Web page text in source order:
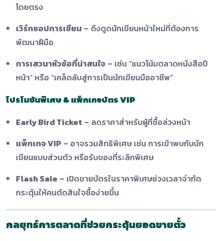
โดยตรง
เวิร์กชอปการเขียน – ดึงดูดนักเขียนหน้าใหม่ที่ต้องการ
พัฒนาฝีมือ
การเสวนาหัวข้อที่น่าสนใจ – เช่น “แนวโน้มตลาดหนังสือปี
หน้า” หรือ “เคล็ดลับสู่การเป็นนักเขียนมืออาชีพ”
โปรโมชันพิเศษ & แพ็กเกจบัตร VIP
Early Bird Ticket – ลดราคาสำหรับผู้ที่ซื้อล่วงหน้า
แพ็กเกจ VIP – อาจรวมสิทธิพิเศษ เช่น การเข้าพบกับนัก
เขียนแบบส่วนตัว หรือรับของที่ระลึกพิเศษ
Flash Sale – เปิดขายบัตรในราคาพิเศษช่วงเวลาจำกัด
กระตุ้นให้คนตัดสินใจซื้อง่ายขึ้น
กลยุทธ์การตลาดที่ช่วยกระตุ้นยอดขายตั๋ว